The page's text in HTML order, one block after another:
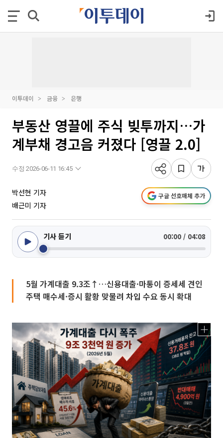
이투데이 금융 은행
부동산 영끌에 주식 빚투까지…가
계부채 경고음 커졌다 [영끌 2.0]
수정 2026-06-11 16:45
박선현 기자
배근미 기자
구글 선호매체 추가
기사 듣기 00:00 / 04:08
5월 가계대출 9.3조↑…신용대출·마통이 증세세 견인
주택 매수세·증시 활황 맞물려 차입 수요 동시 확대